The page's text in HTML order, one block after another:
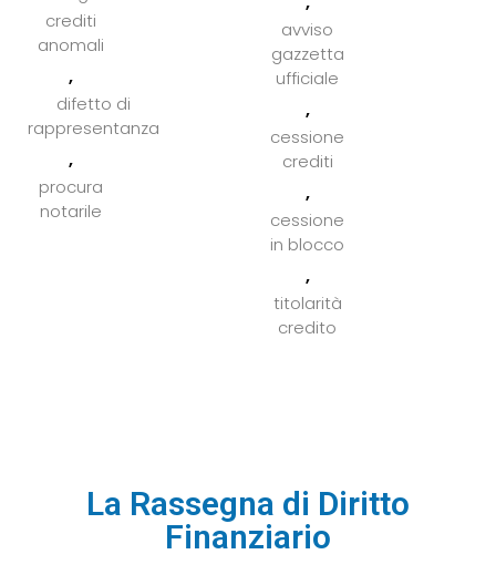
crediti
anomali
,
difetto di
rappresentanza
,
procura
notarile
avviso
gazzetta
ufficiale
,
cessione
crediti
,
cessione
in blocco
,
titolarità
credito
La Rassegna di Diritto
Finanziario